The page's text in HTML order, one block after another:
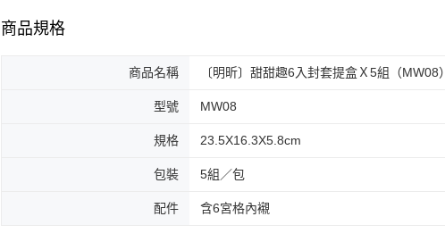
商品規格
商品名稱 〔明昕〕甜甜趣6入封套提盒Ｘ5組（MW08
型號 MW08
規格 23.5X16.3X5.8cm
包裝 5組／包
配件 含6宮格內襯